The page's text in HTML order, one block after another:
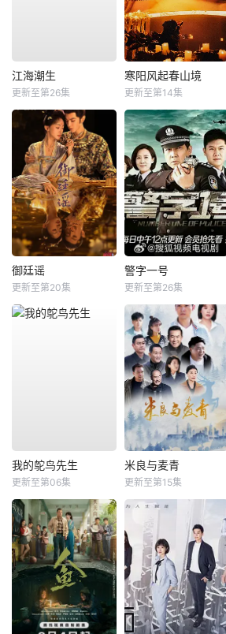
江海潮生
更新至第26集
寒阳风起春山境
更新至第14集
御廷谣
更新至第20集
警字一号
更新至第26集
我的鸵鸟先生
更新至第06集
米良与麦青
更新至第15集